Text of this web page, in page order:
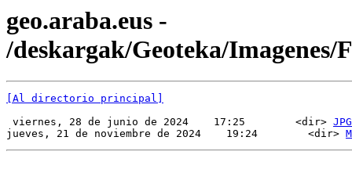
geo.araba.eus -
/deskargak/Geoteka/Imagenes/
[Al directorio principal]
viernes, 28 de junio de 2024    17:25        <dir> JPG
jueves, 21 de noviembre de 2024    19:24        <dir>